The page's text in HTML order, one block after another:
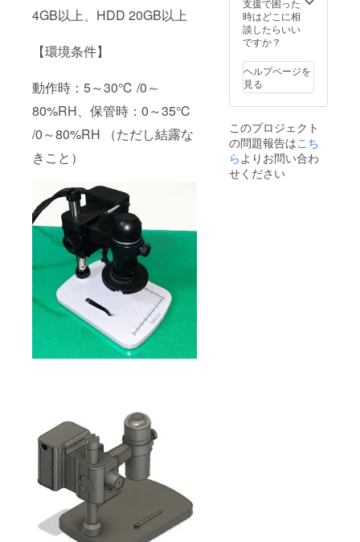
4GB以上、HDD 20GB以上
【環境条件】
動作時：5～30℃ /0～
80%RH、保管時：0～35℃
/0～80%RH （ただし結露な
きこと）
支援で困った
時はどこに相
談したらいい
ですか？
ヘルプページを
見る
このプロジェクト
の問題報告はこち
らよりお問い合わ
せください